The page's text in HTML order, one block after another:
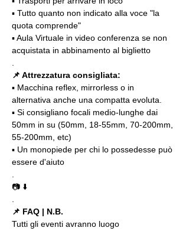
▪️ Tutto quanto non indicato alla voce "la
quota comprende"
▪️ Aula Virtuale in video conferenza se non
acquistata in abbinamento al biglietto
📌 Attrezzatura consigliata:
▪️ Macchina reflex, mirrorless o in
alternativa anche una compatta evoluta.
▪️ Si consigliano focali medio-lunghe dai
50mm in su (50mm, 18-55mm, 70-200mm,
55-200mm, etc)
▪️ Un monopiede per chi lo possedesse può
essere d'aiuto
📷 ⬇️
📌 FAQ | N.B.
Tutti gli eventi avranno luogo